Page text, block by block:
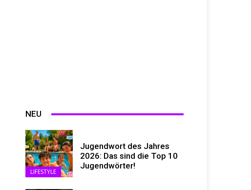
NEU
LIFESTYLE
Jugendwort des Jahres
2026: Das sind die Top 10
Jugendwörter!